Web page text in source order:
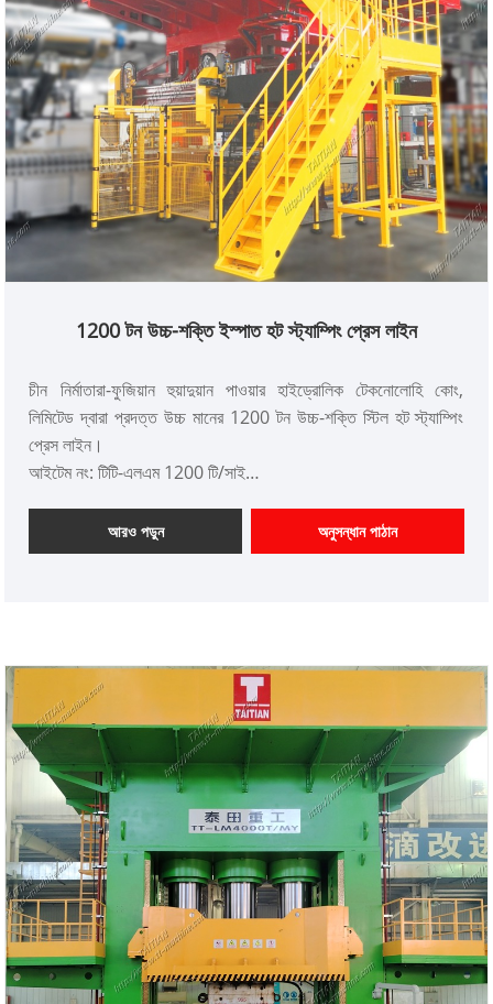
1200 টন উচ্চ-শক্তি ইস্পাত হট স্ট্যাম্পিং প্রেস লাইন
চীন নির্মাতারা-ফুজিয়ান হুয়াদুয়ান পাওয়ার হাইড্রোলিক টেকনোলোহি কোং,
লিমিটেড দ্বারা প্রদত্ত উচ্চ মানের 1200 টন উচ্চ-শক্তি স্টিল হট স্ট্যাম্পিং
প্রেস লাইন।
আইটেম নং: টিটি-এলএম 1200 টি/সাই
শিপিং পোর্ট: কিংদাও, সাংহাই
আরও পড়ুন অনুসন্ধান পাঠান